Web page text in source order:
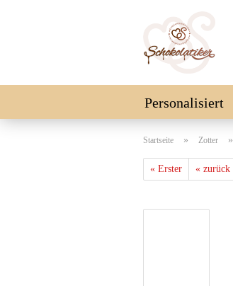
Personalisiert
Schokolinsen
Startseite » Zotter »
« Erster « zurück